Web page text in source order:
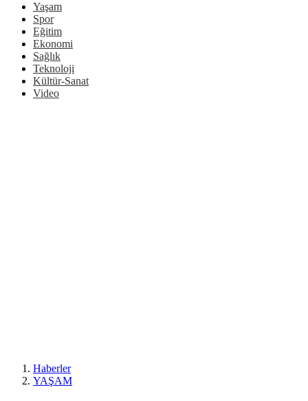
Yaşam
Spor
Eğitim
Ekonomi
Sağlık
Teknoloji
Kültür-Sanat
Video
Haberler
YAŞAM